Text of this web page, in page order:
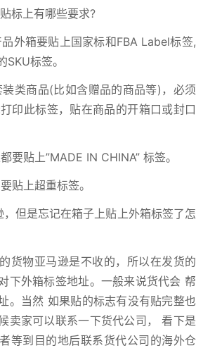
标上有哪些要求?
外箱要贴上国家标和FBA Label标签,
标签。
类商品(比如含赠品的商品等)，必须
印此标签，贴在商品的开箱口或封口
贴上”MADE IN CHINA” 标签。
上超重标签。
但是忘记在箱子上贴上外箱标签了怎
货物亚马逊是不收的，所以在发货的
下外箱标签地址。一般来说货代会 帮
。当然 如果贴的标志有没有贴完整也
卖家可以联系一下货代公司， 看下是
等到目的地后联系货代公司的海外仓